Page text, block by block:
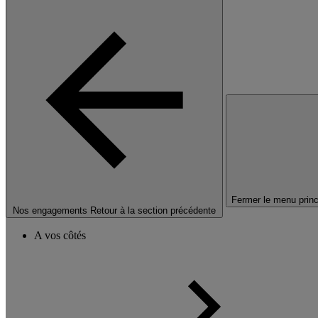
Nos engagements Retour à la section précédente
Fermer le menu
A vos côtés